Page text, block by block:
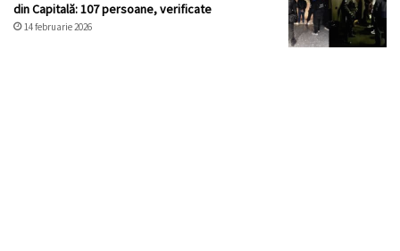
din Capitală: 107 persoane, verificate
14 februarie 2026